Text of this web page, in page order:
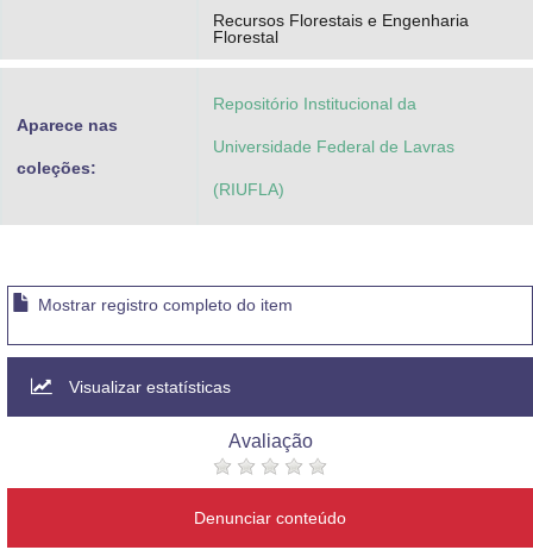
Recursos Florestais e Engenharia
Florestal
Aparece nas
coleções:
Repositório Institucional da
Universidade Federal de Lavras
(RIUFLA)
Mostrar registro completo do item
Visualizar estatísticas
Avaliação
Denunciar conteúdo